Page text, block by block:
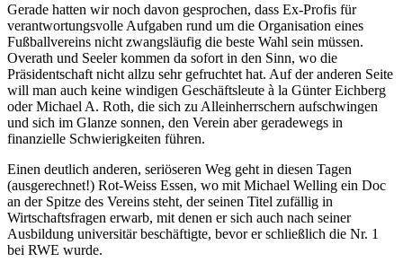
Gerade hatten wir noch davon gesprochen, dass Ex-Profis für
verantwortungsvolle Aufgaben rund um die Organisation eines
Fußballvereins nicht zwangsläufig die beste Wahl sein müssen.
Overath und Seeler kommen da sofort in den Sinn, wo die
Präsidentschaft nicht allzu sehr gefruchtet hat. Auf der anderen Seite
will man auch keine windigen Geschäftsleute à la Günter Eichberg
oder Michael A. Roth, die sich zu Alleinherrschern aufschwingen
und sich im Glanze sonnen, den Verein aber geradewegs in
finanzielle Schwierigkeiten führen.
Einen deutlich anderen, seriöseren Weg geht in diesen Tagen
(ausgerechnet!) Rot-Weiss Essen, wo mit Michael Welling ein Doc
an der Spitze des Vereins steht, der seinen Titel zufällig in
Wirtschaftsfragen erwarb, mit denen er sich auch nach seiner
Ausbildung universitär beschäftigte, bevor er schließlich die Nr. 1
bei RWE wurde.